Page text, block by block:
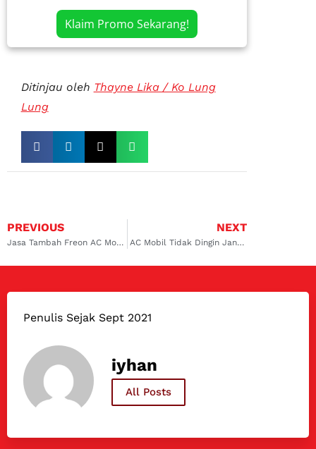
Klaim Promo Sekarang!
Ditinjau oleh Thayne Lika / Ko Lung
Lung
PREVIOUS
Jasa Tambah Freon AC Mobil Cibaduyut dari Dokter Mobil! Layanan Profesional!
NEXT
AC Mobil Tidak Dingin Jangan Dianggap Remeh, Kunjungi Bengkel AC Mobil Murah Pamulang.
Penulis Sejak Sept 2021
iyhan
All Posts